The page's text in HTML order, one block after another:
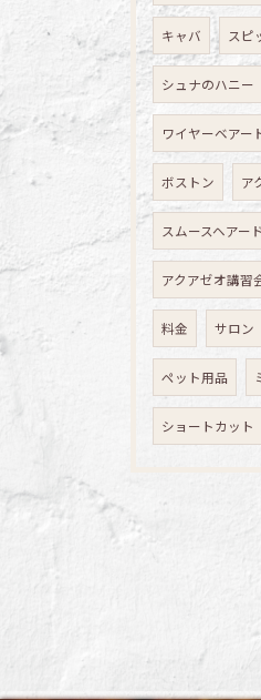
キャバ スピ
シュナのハニー
ワイヤーベアー
ボストン ア
スムースヘアー
アクアゼオ講習
料金 サロン
ペット用品
ショートカット